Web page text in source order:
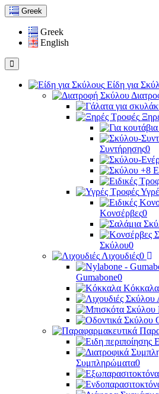
Greek
Greek
English
Είδη για
Συντήρησης0
Κονσέρβες0
Σκύλου0
Λιχουδιές0
Gumabone0
Κόκκαλα
Συμπληρώματα0